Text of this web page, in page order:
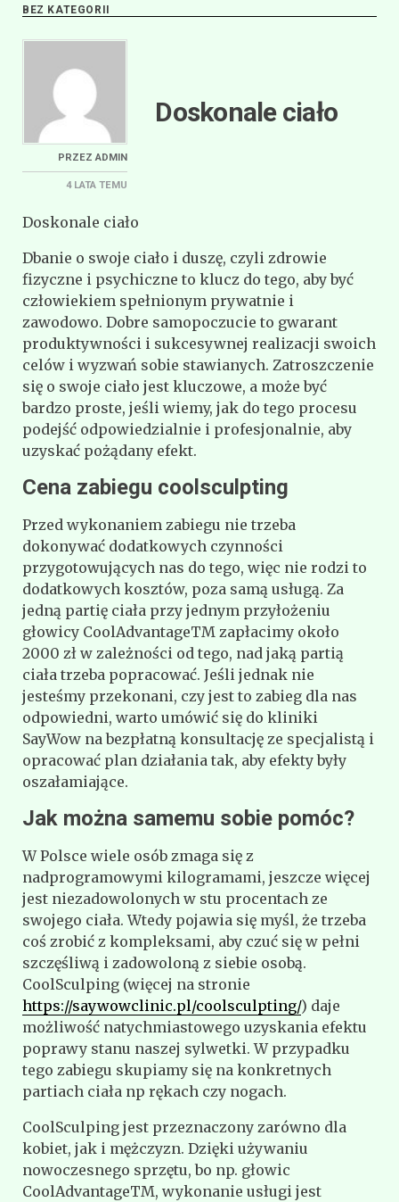
BEZ KATEGORII
PRZEZADMIN
4 LATA TEMU
Doskonale ciało
Doskonale ciało
Dbanie o swoje ciało i duszę, czyli zdrowie
fizyczne i psychiczne to klucz do tego, aby być
człowiekiem spełnionym prywatnie i
zawodowo. Dobre samopoczucie to gwarant
produktywności i sukcesywnej realizacji swoich
celów i wyzwań sobie stawianych. Zatroszczenie
się o swoje ciało jest kluczowe, a może być
bardzo proste, jeśli wiemy, jak do tego procesu
podejść odpowiedzialnie i profesjonalnie, aby
uzyskać pożądany efekt.
Cena zabiegu coolsculpting
Przed wykonaniem zabiegu nie trzeba
dokonywać dodatkowych czynności
przygotowujących nas do tego, więc nie rodzi to
dodatkowych kosztów, poza samą usługą. Za
jedną partię ciała przy jednym przyłożeniu
głowicy CoolAdvantageTM zapłacimy około
2000 zł w zależności od tego, nad jaką partią
ciała trzeba popracować. Jeśli jednak nie
jesteśmy przekonani, czy jest to zabieg dla nas
odpowiedni, warto umówić się do kliniki
SayWow na bezpłatną konsultację ze specjalistą i
opracować plan działania tak, aby efekty były
oszałamiające.
Jak można samemu sobie pomóc?
W Polsce wiele osób zmaga się z
nadprogramowymi kilogramami, jeszcze więcej
jest niezadowolonych w stu procentach ze
swojego ciała. Wtedy pojawia się myśl, że trzeba
coś zrobić z kompleksami, aby czuć się w pełni
szczęśliwą i zadowoloną z siebie osobą.
CoolSculping (więcej na stronie
https://saywowclinic.pl/coolsculpting/) daje
możliwość natychmiastowego uzyskania efektu
poprawy stanu naszej sylwetki. W przypadku
tego zabiegu skupiamy się na konkretnych
partiach ciała np rękach czy nogach.
CoolSculping jest przeznaczony zarówno dla
kobiet, jak i mężczyzn. Dzięki używaniu
nowoczesnego sprzętu, bo np. głowic
CoolAdvantageTM, wykonanie usługi jest